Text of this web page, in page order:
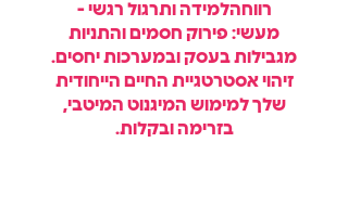
רווחהלמידה ותרגול רגשי -
מעשי: פירוק חסמים והתניות
מגבילות בעסק ובמערכות יחסים.
זיהוי אסטרטגיית החיים הייחודית
שלך למימוש המיגנוט המיטבי,
בזרימה ובקלות.